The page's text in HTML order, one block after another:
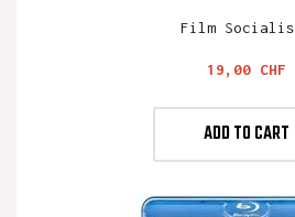
Film
Preis
19,00 CHF
ADD TO CART